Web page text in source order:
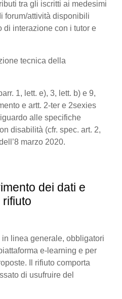
tra gli iscritti ai medesimi
forum/attività disponibili
di interazione con i tutor e
tecnica della
1, lett. e), 3, lett. b) e 9,
e artt. 2-ter e 2sexies
alle specifiche
disabilità (cfr. spec. art. 2,
marzo 2020.
dei dati e
in linea generale, obbligatori
e-learning e per
Il rifiuto comporta
di usufruire del